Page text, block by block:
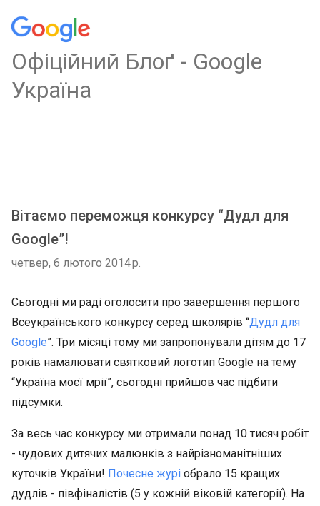
Oфіційний Блоґ - Google
Україна
Вітаємо переможця конкурсу “Дудл для
Google”!
четвер, 6 лютого 2014 р.
Сьогодні ми раді оголосити про завершення першого
Всеукраїнського конкурсу серед школярів “Дудл для
Google”. Три місяці тому ми запропонували дітям до 17
років намалювати святковий логотип Google на тему
“Україна моєї мрії”, сьогодні прийшов час підбити
підсумки.
За весь час конкурсу ми отримали понад 10 тисяч робіт
- чудових дитячих малюнків з найрізноманітніших
куточків України! Почесне журі обрало 15 кращих
дудлів - півфіналістів (5 у кожній віковій категорії). На